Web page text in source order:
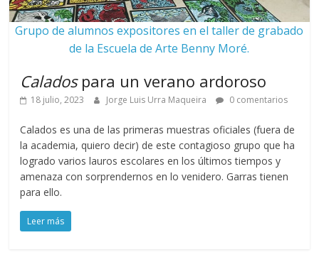
Grupo de alumnos expositores en el taller de grabado
de la Escuela de Arte Benny Moré.
Caladospara un verano ardoroso
18 julio, 2023 Jorge Luis Urra Maqueira 0 comentarios
Calados es una de las primeras muestras oficiales (fuera de
la academia, quiero decir) de este contagioso grupo que ha
logrado varios lauros escolares en los últimos tiempos y
amenaza con sorprendernos en lo venidero. Garras tienen
para ello.
Leer más